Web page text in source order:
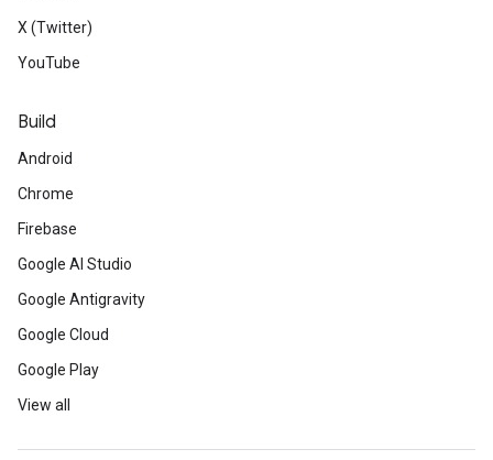
X (Twitter)
YouTube
Build
Android
Chrome
Firebase
Google AI Studio
Google Antigravity
Google Cloud
Google Play
View all